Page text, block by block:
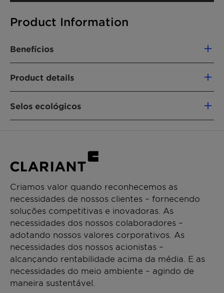
Product Information
Benefícios
Reduced preservative load
Natrue and Cosmos approved
Easy to handle and to process
Product details
Sorbitan Caprylate (and) Propanediol (and)
Modern Preservatives & Blends
CHEMICAL TYPE
Preservative blends
APLICAÇÕES
Shower, Liquid Soap
Shampoo
Syndet, Bar Soap
Wet Wipe
Hair Conditioner
Selos ecológicos
Registration China
Whole Foods Baseline
Whole Foods Premium
Identificação
INCI:
Sorbitan Caprylate (and)
Propanediol (and) Benzoic Acid
Função do produto: Preservative blend
Índice de carbono renovável (RCI): 85 %
Avaliação do Environmental Working Group
(EWG):
Criamos valor quando reconhecemos as
necessidades de nossos clientes – fornecendo
soluções competitivas e inovadoras. As
necessidades dos nossos colaboradores –
adotando nossos valores corporativos. As
necessidades dos nossos acionistas –
alcançando rentabilidade acima da média. E as
necessidades do meio ambiente – agindo de
maneira sustentável.